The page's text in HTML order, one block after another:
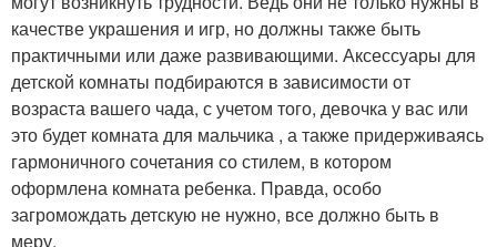
качестве украшения и игр, но должны также быть
практичными или даже развивающими. Аксессуары для
детской комнаты подбираются в зависимости от
возраста вашего чада, с учетом того, девочка у вас или
это будет комната для мальчика , а также придерживаясь
гармоничного сочетания со стилем, в котором
оформлена комната ребенка. Правда, особо
загромождать детскую не нужно, все должно быть в
меру.